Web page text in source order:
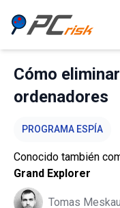
Cómo
ordenadores
PROGRAMA ESPÍA
Conocido también
Grand Explorer
Tomas